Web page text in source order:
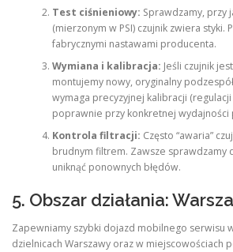
Test ciśnieniowy: Sprawdzamy, przy
(mierzonym w PSI) czujnik zwiera styki.
fabrycznymi nastawami producenta.
Wymiana i kalibracja: Jeśli czujnik
montujemy nowy, oryginalny
wymaga precyzyjnej kalibracji (regulacji
poprawnie przy konkretnej wydajności
Kontrola filtracji: Często “awaria”
brudnym filtrem. Zawsze sprawdzamy
uniknąć ponownych błędów.
5. Obszar działania:
Zapewniamy szybki dojazd mobilnego serwisu
dzielnicach Warszawy oraz w miejscowościach